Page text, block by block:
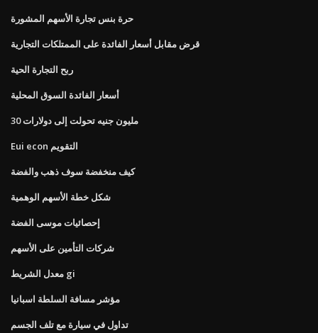
حرة بنس تجارة الأسهم المشورة
قرض مقابل أسعار الفائدة على الممتلكات التجارية
ربح التجارة الحية
أسعار الفائدة السوق المحلية
30 مليون جنيه تحولت إلى دولارات
Eui econ التقويم
كيف منخفضة سوف ذهب والفضة
شكل خطة الأسهم الوهمية
إحصائيات موسى الفضة
شركات التأمين على الأسهم
معدل الشريط gi
مؤشر مسافة السلطة اسبانيا
تداول في سيارة مع تلف الجسم